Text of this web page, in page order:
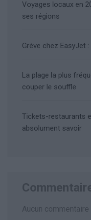
Voyages locaux en
ses régions
Grève chez EasyJet
La plage la plus
couper le souffle
Tickets-restaurants
absolument savoir
Aucun commentaire